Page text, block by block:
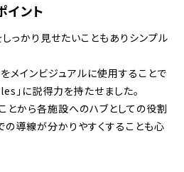
イント
っかり見せたいこともありシンプル
メインビジュアルに使用することで
」に説得力を持たせました。
とから各施設へのハブとしての役割
の導線が分かりやすくすることも心